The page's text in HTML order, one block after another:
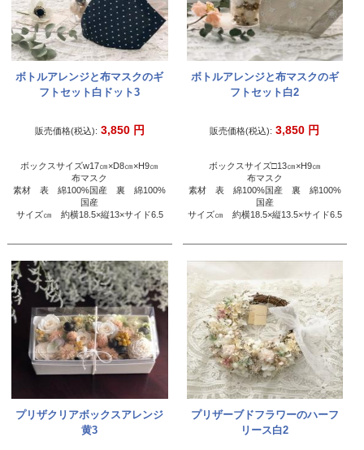
ボトルアレンジと布マスクのギ
フトセット白ドット3
販売価格(税込): 3,850 円
ボックスサイズw17㎝×D8㎝×H9㎝
布マスク
素材 表 綿100%国産 裏 綿100%
国産
サイズ㎝ 約横18.5×縦13×サイド6.5
ボトルアレンジと布マスクのギ
フトセット白2
販売価格(税込): 3,850 円
ボックスサイズ□13㎝×H9㎝
布マスク
素材 表 綿100%国産 裏 綿100%
国産
サイズ㎝ 約横18.5×縦13.5×サイド6.5
プリザクリアボックスアレンジ
黄3
プリザーブドフラワーのハーフ
リース白2